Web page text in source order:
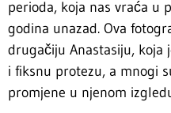
perioda, koja nas vraća u
godina unazad. Ova
drugačiju Anastasiju, koja
i fiksnu protezu, a mnogi
promjene u njenom